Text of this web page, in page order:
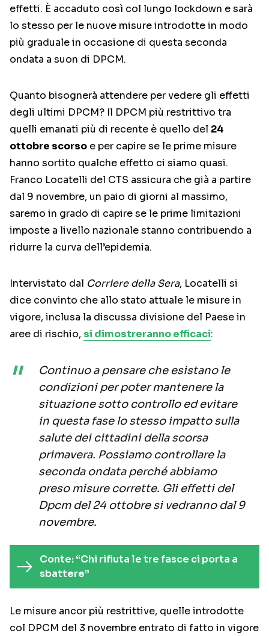
effetti. È accaduto così col lungo lockdown e sarà
lo stesso per le nuove misure introdotte in modo
più graduale in occasione di questa seconda
ondata a suon di DPCM.
Quanto bisognerà attendere per vedere gli effetti
degli ultimi DPCM? Il DPCM più restrittivo tra
quelli emanati più di recente è quello del 24
ottobre scorso e per capire se le prime misure
hanno sortito qualche effetto ci siamo quasi.
Franco Locatelli del CTS assicura che già a partire
dal 9 novembre, un paio di giorni al massimo,
saremo in grado di capire se le prime limitazioni
imposte a livello nazionale stanno contribuendo a
ridurre la curva dell’epidemia.
Intervistato dal Corriere della Sera, Locatelli si
dice convinto che allo stato attuale le misure in
vigore, inclusa la discussa divisione del Paese in
aree di rischio, si dimostreranno efficaci:
Continuo a pensare che esistano le
condizioni per poter mantenere la
situazione sotto controllo ed evitare
in questa fase lo stesso impatto sulla
salute dei cittadini della scorsa
primavera. Possiamo controllare la
seconda ondata perché abbiamo
preso misure corrette. Gli effetti del
Dpcm del 24 ottobre si vedranno dal 9
novembre.
Conte: “Chi rifiuta le tre fasce ci porta a
sbattere”
Le misure ancor più restrittive, quelle introdotte
col DPCM del 3 novembre entrato di fatto in vigore